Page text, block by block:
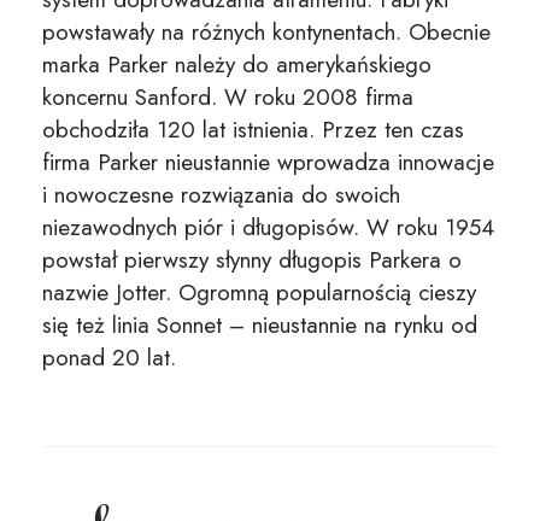
powstawały na różnych kontynentach. Obecnie
marka Parker należy do amerykańskiego
koncernu Sanford. W roku 2008 firma
obchodziła 120 lat istnienia. Przez ten czas
firma Parker nieustannie wprowadza innowacje
i nowoczesne rozwiązania do swoich
niezawodnych piór i długopisów. W roku 1954
powstał pierwszy słynny długopis Parkera o
nazwie Jotter. Ogromną popularnością cieszy
się też linia Sonnet – nieustannie na rynku od
ponad 20 lat.